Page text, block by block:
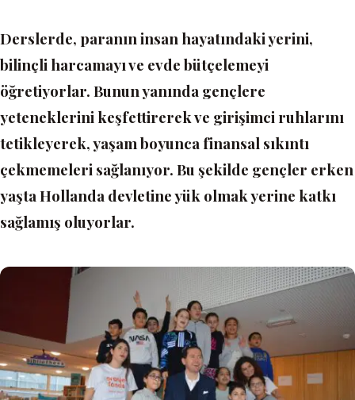
Derslerde, paranın insan hayatındaki yerini,
bilinçli harcamayı ve evde bütçelemeyi
öğretiyorlar. Bunun yanında gençlere
yeteneklerini keşfettirerek ve girişimci ruhlarını
tetikleyerek, yaşam boyunca finansal sıkıntı
çekmemeleri sağlanıyor. Bu şekilde gençler erken
yaşta Hollanda devletine yük olmak yerine katkı
sağlamış oluyorlar.